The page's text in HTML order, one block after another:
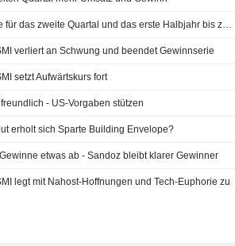
Amrize AG legt Ergebnisse für das zweite Quartal und das erste Halbjahr bis zum 30. Juni 2026 vor
verliert an Schwung und beendet Gewinnserie
setzt Aufwärtskurs fort
- US-Vorgaben stützen
erholt sich Sparte Building Envelope?
etwas ab - Sandoz bleibt klarer Gewinner
legt mit Nahost-Hoffnungen und Tech-Euphorie zu